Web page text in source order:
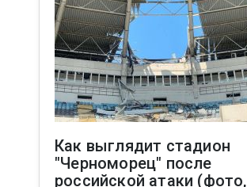
Как выглядит стадион
"Черноморец" после
российской атаки (фото,